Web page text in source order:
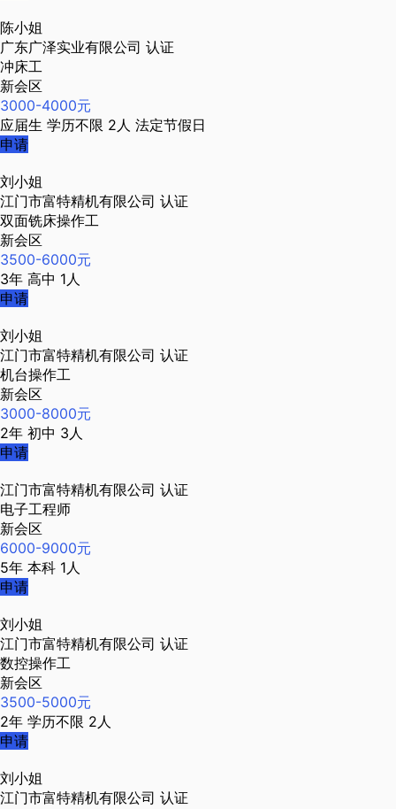
陈小姐
广东广泽实业有限公司 认证
冲床工
新会区
3000-4000元
应届生 学历不限 2人 法定节假日
申请
刘小姐
江门市富特精机有限公司 认证
双面铣床操作工
新会区
3500-6000元
3年 高中 1人
申请
刘小姐
江门市富特精机有限公司 认证
机台操作工
新会区
3000-8000元
2年 初中 3人
申请
江门市富特精机有限公司 认证
电子工程师
新会区
6000-9000元
5年 本科 1人
申请
刘小姐
江门市富特精机有限公司 认证
数控操作工
新会区
3500-5000元
2年 学历不限 2人
申请
刘小姐
江门市富特精机有限公司 认证